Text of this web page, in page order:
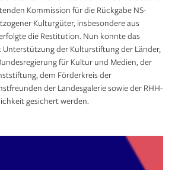
Kommission für die Rückgabe NS-
Kulturgüter, insbesondere aus
die Restitution. Nun konnte das
der Kulturstiftung der Länder,
für Kultur und Medien, der
dem Förderkreis der
der Landesgalerie sowie der RHH-
gesichert werden.